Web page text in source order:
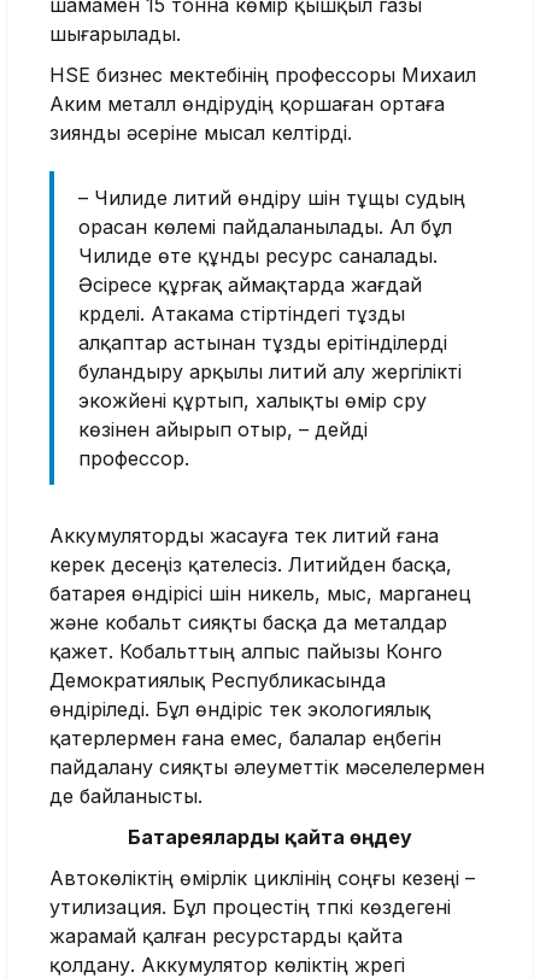
шығарылады.
HSE бизнес мектебінің профессоры Михаил
Аким металл өндірудің қоршаған ортаға
зиянды әсеріне мысал келтірді.
– Чилиде литий өндіру үшін тұщы судың
орасан көлемі пайдаланылады. Ал бұл
Чилиде өте құнды ресурс саналады.
Әсіресе құрғақ аймақтарда жағдай
күрделі. Атакама үстіртіндегі тұзды
алқаптар астынан тұзды ерітінділерді
буландыру арқылы литий алу жергілікті
экожүйені құртып, халықты өмір сүру
көзінен айырып отыр, – дейді
профессор.
Аккумуляторды жасауға тек литий ғана
керек десеңіз қателесіз. Литийден басқа,
батарея өндірісі үшін никель, мыс, марганец
және кобальт сияқты басқа да металдар
қажет. Кобальттың алпыс пайызы Конго
Демократиялық Республикасында
өндіріледі. Бұл өндіріс тек экологиялық
қатерлермен ғана емес, балалар еңбегін
пайдалану сияқты әлеуметтік мәселелермен
де байланысты.
Батареяларды қайта өңдеу
Автокөліктің өмірлік циклінің соңғы кезеңі –
утилизация. Бұл процестің түпкі көздегені
жарамай қалған ресурстарды қайта
қолдану. Аккумулятор көліктің жүрегі